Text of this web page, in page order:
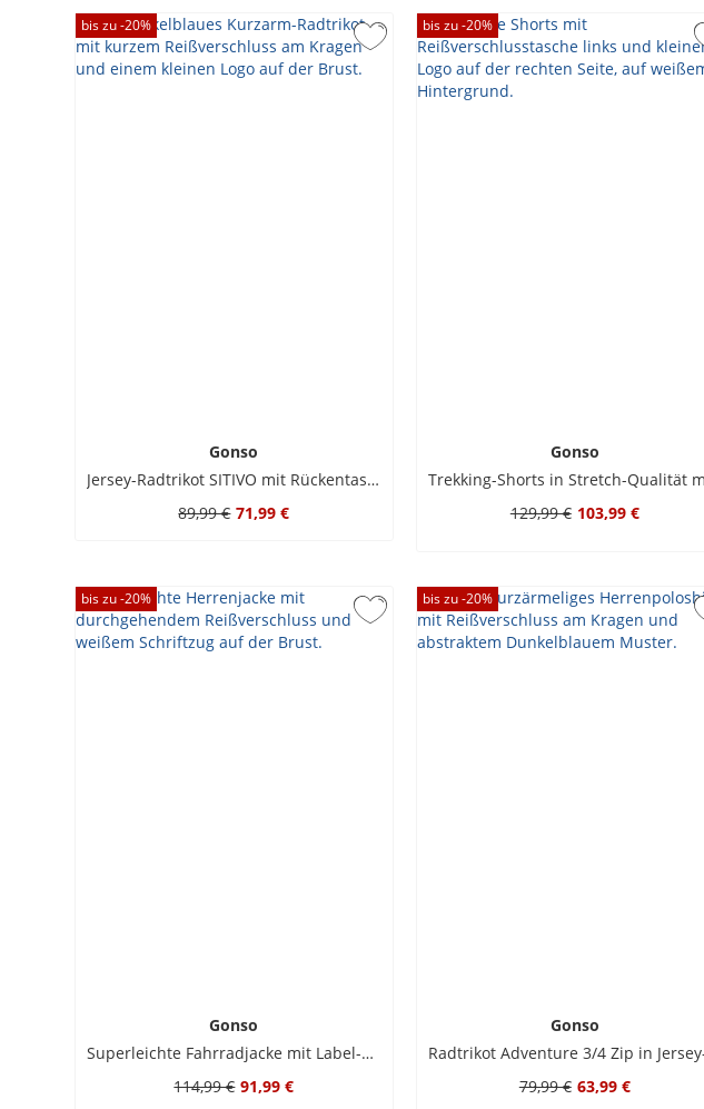
bis zu -20%
Gonso
Jersey-Radtrikot SITIVO mit Rückentasche
89,99 € 71,99 €
bis zu -20%
Gonso
129,99 € 103,99 €
bis zu -20%
Gonso
Superleichte Fahrradjacke mit Label-Schriftzug und Rückentasche
114,99 € 91,99 €
bis zu -20%
Gonso
79,99 € 63,99 €